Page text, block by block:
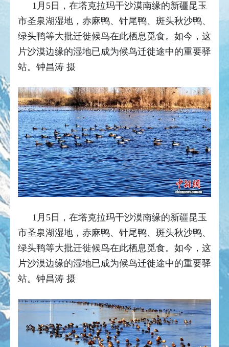
1月5日，在塔克拉玛干沙漠南缘的新疆昆玉
市圣泉湖湿地，赤麻鸭、针尾鸭、斑头秋沙鸭、
绿头鸭等大批迁徙候鸟在此栖息觅食。如今，这
片沙漠边缘的湿地已成为候鸟迁徙途中的重要驿
站。钟昌涛 摄
1月5日，在塔克拉玛干沙漠南缘的新疆昆玉
市圣泉湖湿地，赤麻鸭、针尾鸭、斑头秋沙鸭、
绿头鸭等大批迁徙候鸟在此栖息觅食。如今，这
片沙漠边缘的湿地已成为候鸟迁徙途中的重要驿
站。钟昌涛 摄